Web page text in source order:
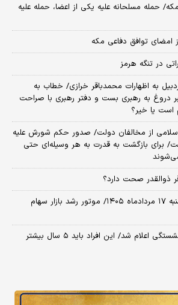
حمله مسلحانه علیه یکی از اعضا، حمله علیه
توافق دفاعی مکه
در تنگه هرمز
به اظهارات محمدباقر خرازی/ خطاب به
به رهبری بست و دفتر رهبری با صراحت
است یا خیر؟
اسلامی از مخالفان دولت/ صدور حکم شورش علیه
برای بازگشت به قدرت به هر وسیله‌ای حتی
ذوالقدر صحت دارد؟
پیش بینی بورس فردا شنبه ۱۷ مردادماه ۱۴۰۵/ موتور رشد بازار سهام
جزئیات صدور احکام بازنشستگی اعلام شد/ این افراد باید ۵ سال بیشتر